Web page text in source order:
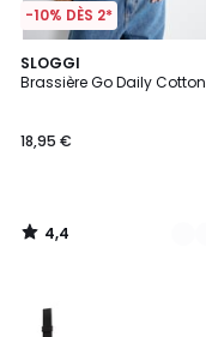
-10% DÈS 2*
SLOGGI
Brassière Go Daily Cotton
18,95 €
4,4
/ 5
3
Couleurs
4,4
/